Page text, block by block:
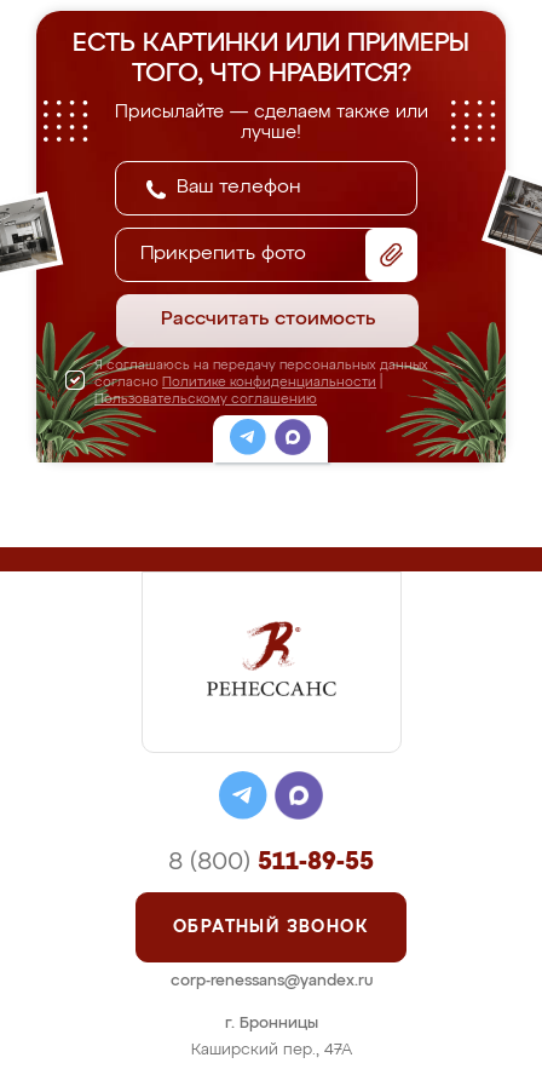
ЕСТЬ КАРТИНКИ ИЛИ ПРИМЕРЫ
ТОГО, ЧТО НРАВИТСЯ?
Присылайте — сделаем также или
лучше!
Прикрепить фото
Рассчитать стоимость
Я соглашаюсь на передачу персональных данных
согласно Политике конфиденциальности
Пользовательскому соглашению
г. Бронницы
Каширский пер., 47А
8 (800) 511-89-55
ОБРАТНЫЙ ЗВОНОК
corp-renessans@yandex.ru